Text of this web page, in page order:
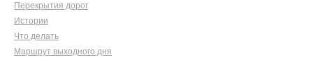
Перекрытия дорог
Истории
Что делать
Маршрут выходного дня